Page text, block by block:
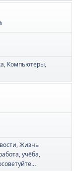
Компьютеры
Жизнь
учёба